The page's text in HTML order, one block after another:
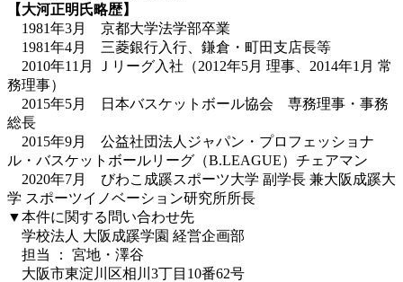
【大河正明氏略歴】
1981年3月 京都大学法学部卒業
1981年4月 三菱銀行入行、鎌倉・町田支店長等
2010年11月 Ｊリーグ入社（2012年5月 理事、2014年1月 常
務理事）
2015年5月 日本バスケットボール協会 専務理事・事務
総長
2015年9月 公益社団法人ジャパン・プロフェッショナ
ル・バスケットボールリーグ（B.LEAGUE）チェアマン
2020年7月 びわこ成蹊スポーツ大学 副学長 兼大阪成蹊大
学 スポーツイノベーション研究所所長
▼本件に関する問い合わせ先
学校法人 大阪成蹊学園 経営企画部
担当 ： 宮地・澤谷
大阪市東淀川区相川3丁目10番62号